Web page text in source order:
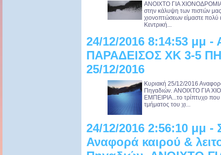
ANOIXTO ΓΙΑ ΧΙΟΝΟΔΡΟΜΙΑ
στην κάλυψη των πιστών μας
χιονοπτώσεων είμαστε πολύ
Κεντρική...
24/12/2016 8:14:53 μμ
ΠΑΡΑΔΕΙΣΟΣ ΧΚ 3-5
25/12/2016
Κυριακή 25/12/2016
Πηγαδιών. ANOIXTO ΓΙΑ
ΕΜΠΕΙΡΙΑ...το τρίπτυχο που
τμήματος του χι...
24/12/2016 2:56:10 μμ -
Αναφορά καιρού &